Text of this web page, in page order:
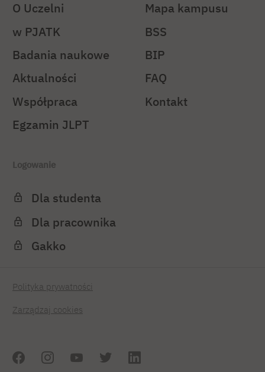
O Uczelni
w PJATK
Badania naukowe
Aktualności
Współpraca
Egzamin JLPT
Mapa kampusu
BSS
BIP
FAQ
Kontakt
Logowanie
Dla studenta
Dla pracownika
Gakko
Polityka prywatności
Zarządzaj cookies